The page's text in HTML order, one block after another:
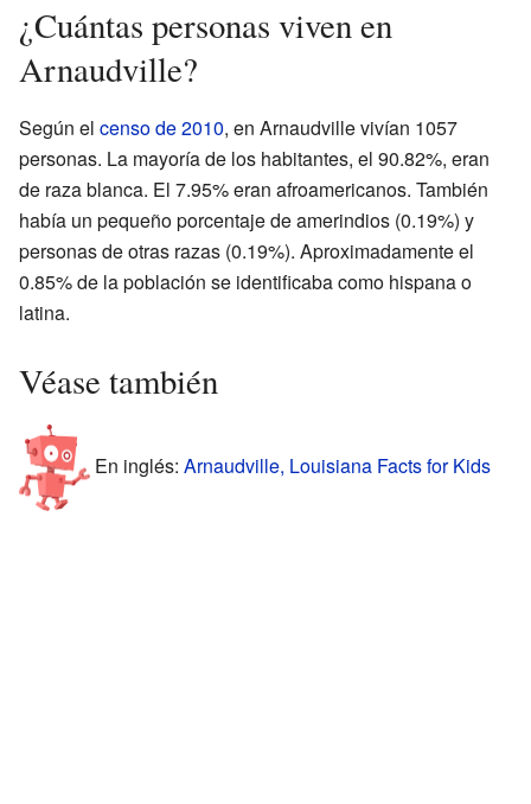
¿Cuántas personas viven en
Arnaudville?
Según el censo de 2010, en Arnaudville vivían 1057
personas. La mayoría de los habitantes, el 90.82%, eran
de raza blanca. El 7.95% eran afroamericanos. También
había un pequeño porcentaje de amerindios (0.19%) y
personas de otras razas (0.19%). Aproximadamente el
0.85% de la población se identificaba como hispana o
latina.
Véase también
En inglés: Arnaudville, Louisiana Facts for Kids